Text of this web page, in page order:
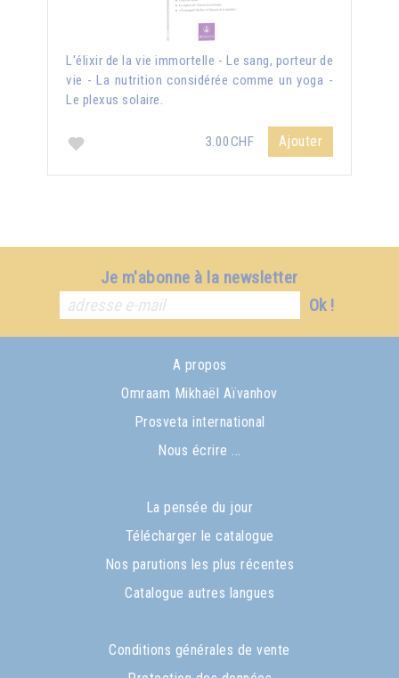
L'élixir de la vie immortelle - Le sang, porteur de
vie - La nutrition considérée comme un yoga -
Le plexus solaire.
3.00CHF Ajouter
Je m'abonne à la newsletter
Ok !
A propos
Omraam Mikhaël Aïvanhov
Prosveta international
Nous écrire ...
La pensée du jour
Télécharger le catalogue
Nos parutions les plus récentes
Catalogue autres langues
Conditions générales de vente